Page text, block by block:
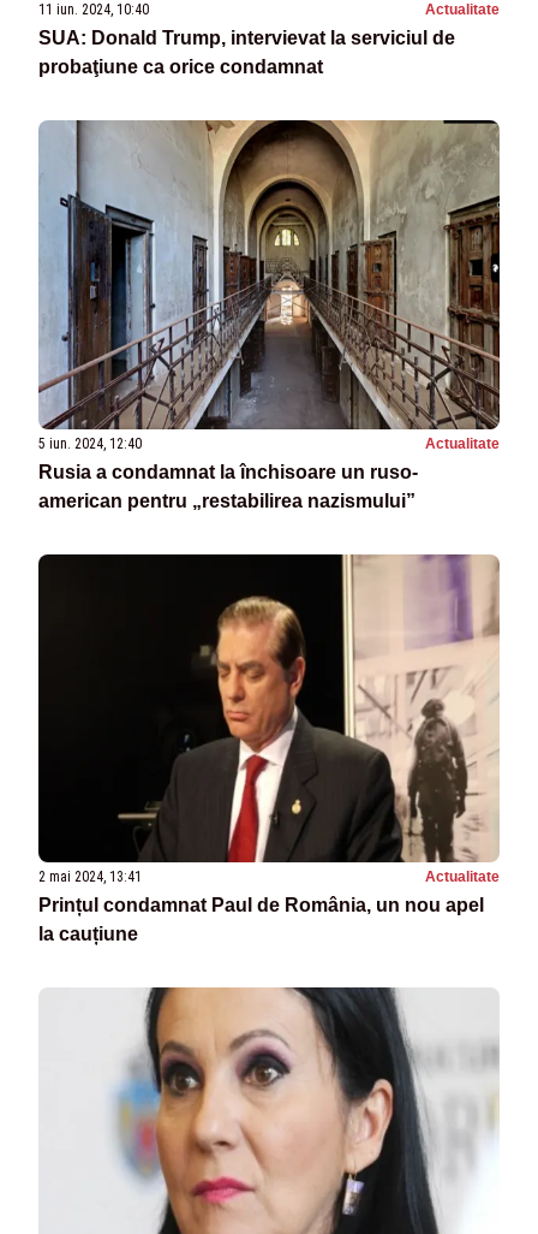
11 iun. 2024, 10:40 Actualitate
SUA: Donald Trump, intervievat la serviciul de
probaţiune ca orice condamnat
5 iun. 2024, 12:40 Actualitate
Rusia a condamnat la închisoare un ruso-
american pentru „restabilirea nazismului”
2 mai 2024, 13:41 Actualitate
Prințul condamnat Paul de România, un nou apel
la cauțiune